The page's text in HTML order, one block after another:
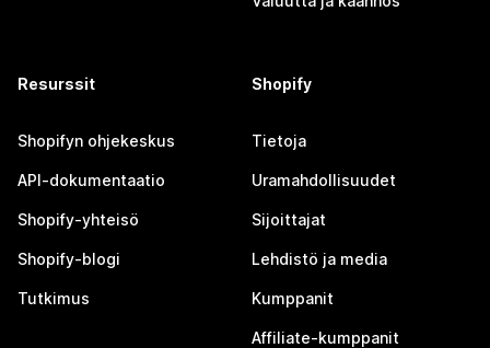
Resurssit
Shopifyn ohjekeskus
API-dokumentaatio
Shopify-yhteisö
Shopify-blogi
Tutkimus
Shopify
Tietoja
Uramahdollisuudet
Sijoittajat
Lehdistö ja media
Kumppanit
Affiliate-kumppanit